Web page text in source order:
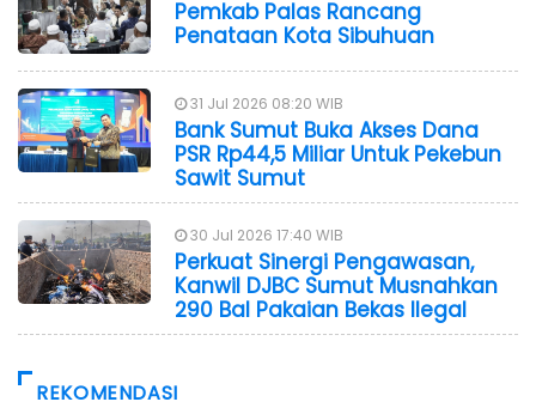
Pemkab Palas Rancang
Penataan Kota Sibuhuan
31 Jul 2026 08:20 WIB
Bank Sumut Buka Akses Dana
PSR Rp44,5 Miliar Untuk Pekebun
Sawit Sumut
30 Jul 2026 17:40 WIB
Perkuat Sinergi Pengawasan,
Kanwil DJBC Sumut Musnahkan
290 Bal Pakaian Bekas Ilegal
REKOMENDASI